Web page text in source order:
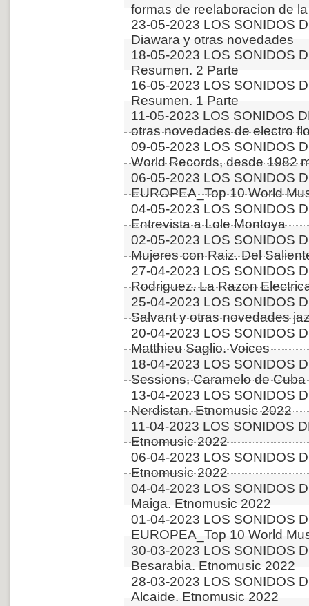
formas de reelaboracion de
23-05-2023 LOS SONIDOS
Diawara y otras novedades
18-05-2023 LOS SONIDOS
Resumen. 2 Parte
16-05-2023 LOS SONIDOS
Resumen. 1 Parte
11-05-2023 LOS SONIDOS
otras novedades de electro
09-05-2023 LOS SONIDOS
World Records, desde 1982
06-05-2023 LOS SONIDOS
EUROPEA_Top 10 World
04-05-2023 LOS SONIDOS
Entrevista a Lole Montoya
02-05-2023 LOS SONIDOS
Mujeres con Raiz. Del
27-04-2023 LOS SONIDOS
Rodriguez. La Razon
25-04-2023 LOS SONIDOS
Salvant y otras novedades
20-04-2023 LOS SONIDOS
Matthieu Saglio. Voices
18-04-2023 LOS SONIDOS
Sessions, Caramelo de
13-04-2023 LOS SONIDOS
Nerdistan. Etnomusic 2022
11-04-2023 LOS SONIDOS
Etnomusic 2022
06-04-2023 LOS SONIDOS
Etnomusic 2022
04-04-2023 LOS SONIDOS
Maiga. Etnomusic 2022
01-04-2023 LOS SONIDOS
EUROPEA_Top 10 World
30-03-2023 LOS SONIDOS
Besarabia. Etnomusic 2022
28-03-2023 LOS SONIDOS
Alcaide. Etnomusic 2022